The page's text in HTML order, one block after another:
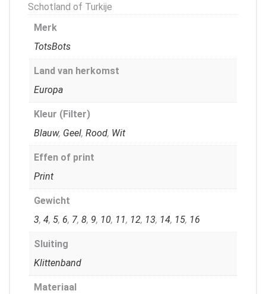
Schotland of Turkije
Merk
TotsBots
Land van herkomst
Europa
Kleur (Filter)
Blauw, Geel, Rood, Wit
Effen of print
Print
Gewicht
3, 4, 5, 6, 7, 8, 9, 10, 11, 12, 13, 14, 15, 16
Sluiting
Klittenband
Materiaal